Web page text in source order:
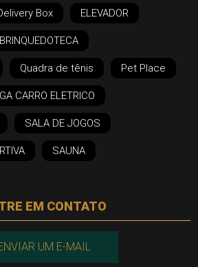
Box ELEVADOR
BRINQUEDOTECA
Quadra de tênis Pet Place
CARRO ELETRICO
SALA DE JOGOS
SAUNA
EM CONTATO
UM E-MAIL